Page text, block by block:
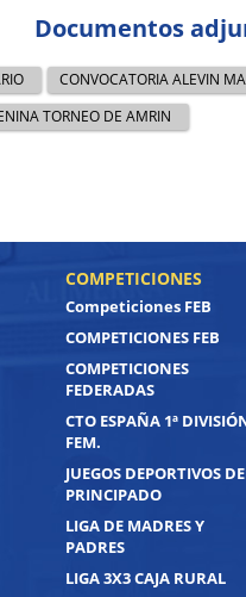
Documentos
CONVOCATORIA ALEVIN
TORNEO DE AMRIN
COMPETICIONES
Competiciones FEB
COMPETICIONES FEB
COMPETICIONES
FEDERADAS
CTO ESPAÑA 1ª
FEM.
JUEGOS DEPORTIVOS
PRINCIPADO
LIGA DE MADRES Y
PADRES
LIGA 3X3 CAJA RURAL